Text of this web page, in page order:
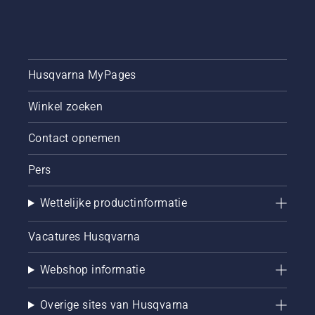
Husqvarna MyPages
Winkel zoeken
Contact opnemen
Pers
Wettelijke productinformatie
Vacatures Husqvarna
Webshop informatie
Overige sites van Husqvarna